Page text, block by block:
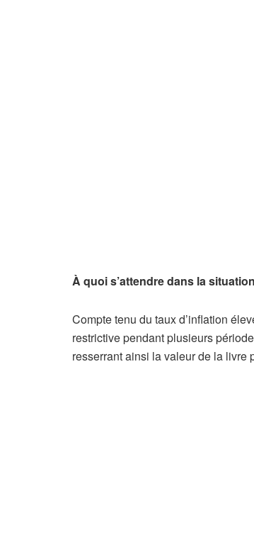
À quoi s’attendre dans la
Compte tenu du taux d’inflation
restrictive pendant plusieurs
resserrant ainsi la valeur de la livre